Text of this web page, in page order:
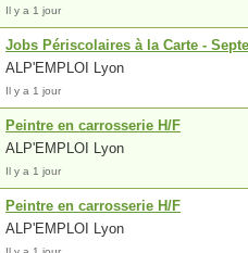
Il y a 1 jour
Jobs Périscolaires à la Carte -
ALP'EMPLOI Lyon
Il y a 1 jour
Peintre en carrosserie H/F
ALP'EMPLOI Lyon
Il y a 1 jour
Peintre en carrosserie H/F
ALP'EMPLOI Lyon